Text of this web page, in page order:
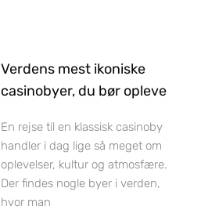
Verdens mest ikoniske
casinobyer, du bør opleve
En rejse til en klassisk casinoby
handler i dag lige så meget om
oplevelser, kultur og atmosfære.
Der findes nogle byer i verden,
hvor man